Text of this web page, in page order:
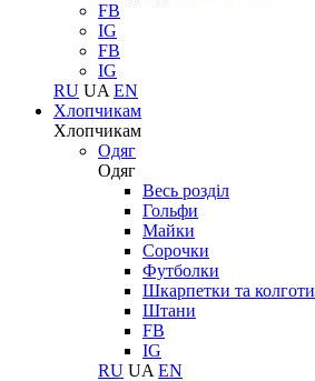
FB
IG
FB
IG
RU UA EN
Хлопчикам
Хлопчикам
Одяг
Одяг
Весь розділ
Гольфи
Майки
Сорочки
Футболки
Шкарпетки та колготи
Штани
FB
IG
RU UA EN